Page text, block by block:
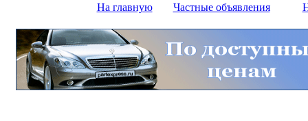
На главную Частные объявления